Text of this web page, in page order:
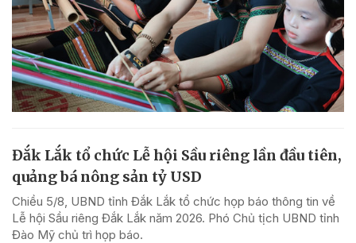
Đắk Lắk tổ chức Lễ hội Sầu riêng lần đầu tiên,
quảng bá nông sản tỷ USD
Chiều 5/8, UBND tỉnh Đắk Lắk tổ chức họp báo thông tin về
Lễ hội Sầu riêng Đắk Lắk năm 2026. Phó Chủ tịch UBND tỉnh
Đào Mỹ chủ trì họp báo.